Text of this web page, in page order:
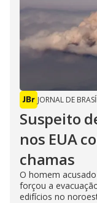
JORNAL DE
Suspeito
nos EUA
chamas
O homem
forçou a
edifícios no